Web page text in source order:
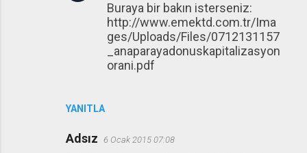
YANITLA
Buraya bir bakın isterseniz:
http://www.emektd.com.tr/Ima
ges/Uploads/Files/0712131157
_anaparayadonuskapitalizasyon
orani.pdf
Adsız 6 Ocak 2015 07:08